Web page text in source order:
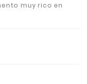
muy rico en